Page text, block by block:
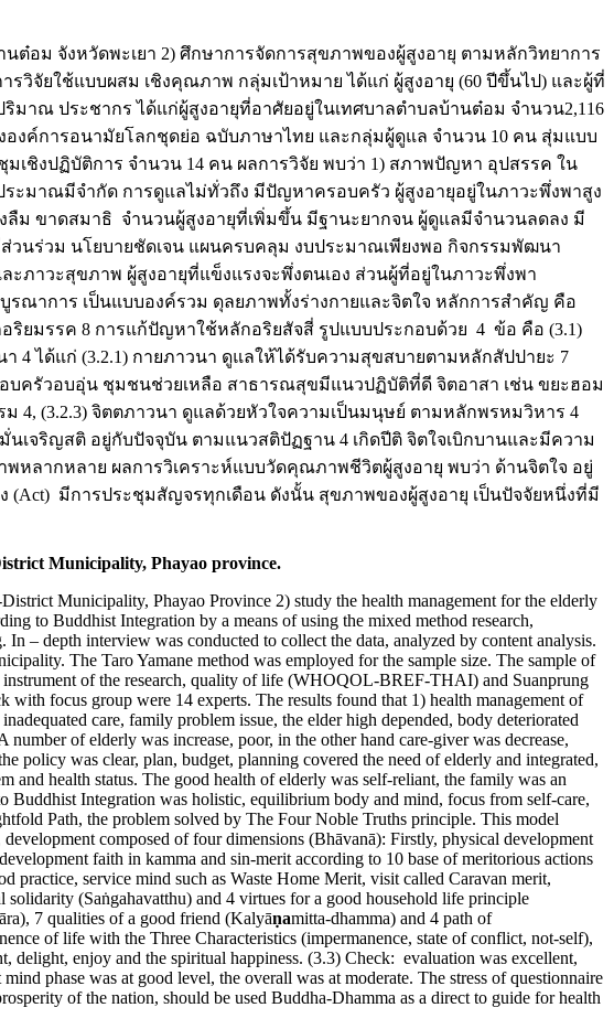
อม จังหวัดพะเยา 2) ศึกษาการจัดการสุขภาพของผู้สูงอายุ ตามหลักวิทยาการ
วิจัยใช้แบบผสม เชิงคุณภาพ กลุ่มเป้าหมาย ได้แก่ ผู้สูงอายุ (60 ปีขึ้นไป) และผู้ที่
มาณ ประชากร ได้แก่ผู้สูงอายุที่อาศัยอยู่ในเทศบาลตำบลบ้านต๋อม จำนวน2,116
งค์การอนามัยโลกชุดย่อ ฉบับภาษาไทย และกลุ่มผู้ดูแล จำนวน 10 คน สุ่มแบบ
เชิงปฏิบัติการ จำนวน 14 คน ผลการวิจัย พบว่า 1) สภาพปัญหา อุปสรรค ใน
ะมาณมีจำกัด การดูแลไม่ทั่วถึง มีปัญหาครอบครัว ผู้สูงอายุอยู่ในภาวะพึ่งพาสูง
ลืม ขาดสมาธิ จำนวนผู้สูงอายุที่เพิ่มขึ้น มีฐานะยากจน ผู้ดูแลมีจำนวนลดลง มี
วนร่วม นโยบายชัดเจน แผนครบคลุม งบประมาณเพียงพอ กิจกรรมพัฒนา
ภาวะสุขภาพ ผู้สูงอายุที่แข็งแรงจะพึ่งตนเอง ส่วนผู้ที่อยู่ในภาวะพึ่งพา
รณาการ เป็นแบบองค์รวม ดุลยภาพทั้งร่างกายและจิตใจ หลักการสำคัญ คือ
ยมรรค 8 การแก้ปัญหาใช้หลักอริยสัจสี่ รูปแบบประกอบด้วย 4 ข้อ คือ (3.1)
ได้แก่ (3.2.1) กายภาวนา ดูแลให้ได้รับความสุขสบายตามหลักสัปปายะ 7
ครัวอบอุ่น ชุมชนช่วยเหลือ สาธารณสุขมีแนวปฏิบัติที่ดี จิตอาสา เช่น ขยะฮอม
4, (3.2.3) จิตตภาวนา ดูแลด้วยหัวใจความเป็นมนุษย์ ตามหลักพรหมวิหาร 4
จริญสติ อยู่กับปัจจุบัน ตามแนวสติปัฏฐาน 4 เกิดปีติ จิตใจเบิกบานและมีความ
หลากหลาย ผลการวิเคราะห์แบบวัดคุณภาพชีวิตผู้สูงอายุ พบว่า ด้านจิตใจ อยู่
(Act) มีการประชุมสัญจรทุกเดือน ดังนั้น สุขภาพของผู้สูงอายุ เป็นปัจจัยหนึ่งที่มี
Municipality, Phayao province.
Municipality, Phayao Province 2) study the health management for the elderly
to Buddhist Integration by a means of using the mixed method research,
– depth interview was conducted to collect the data, analyzed by content analysis.
The Taro Yamane method was employed for the sample size. The sample of
of the research, quality of life (WHOQOL-BREF-THAI) and Suanprung
with focus group were 14 experts. The results found that 1) health management of
care, family problem issue, the elder high depended, body deteriorated
of elderly was increase, poor, in the other hand care-giver was decrease,
policy was clear, plan, budget, planning covered the need of elderly and integrated,
and health status. The good health of elderly was self-reliant, the family was an
Buddhist Integration was holistic, equilibrium body and mind, focus from self-care,
Path, the problem solved by The Four Noble Truths principle. This model
composed of four dimensions (Bhāvanā): Firstly, physical development
faith in kamma and sin-merit according to 10 base of meritorious actions
service mind such as Waste Home Merit, visit called Caravan merit,
(Saṅgahavatthu) and 4 virtues for a good household life principle
7 qualities of a good friend (Kalyāṇamitta-dhamma) and 4 path of
of life with the Three Characteristics (impermanence, state of conflict, not-self),
delight, enjoy and the spiritual happiness. (3.3) Check: evaluation was excellent,
phase was at good level, the overall was at moderate. The stress of questionnaire
of the nation, should be used Buddha-Dhamma as a direct to guide for health